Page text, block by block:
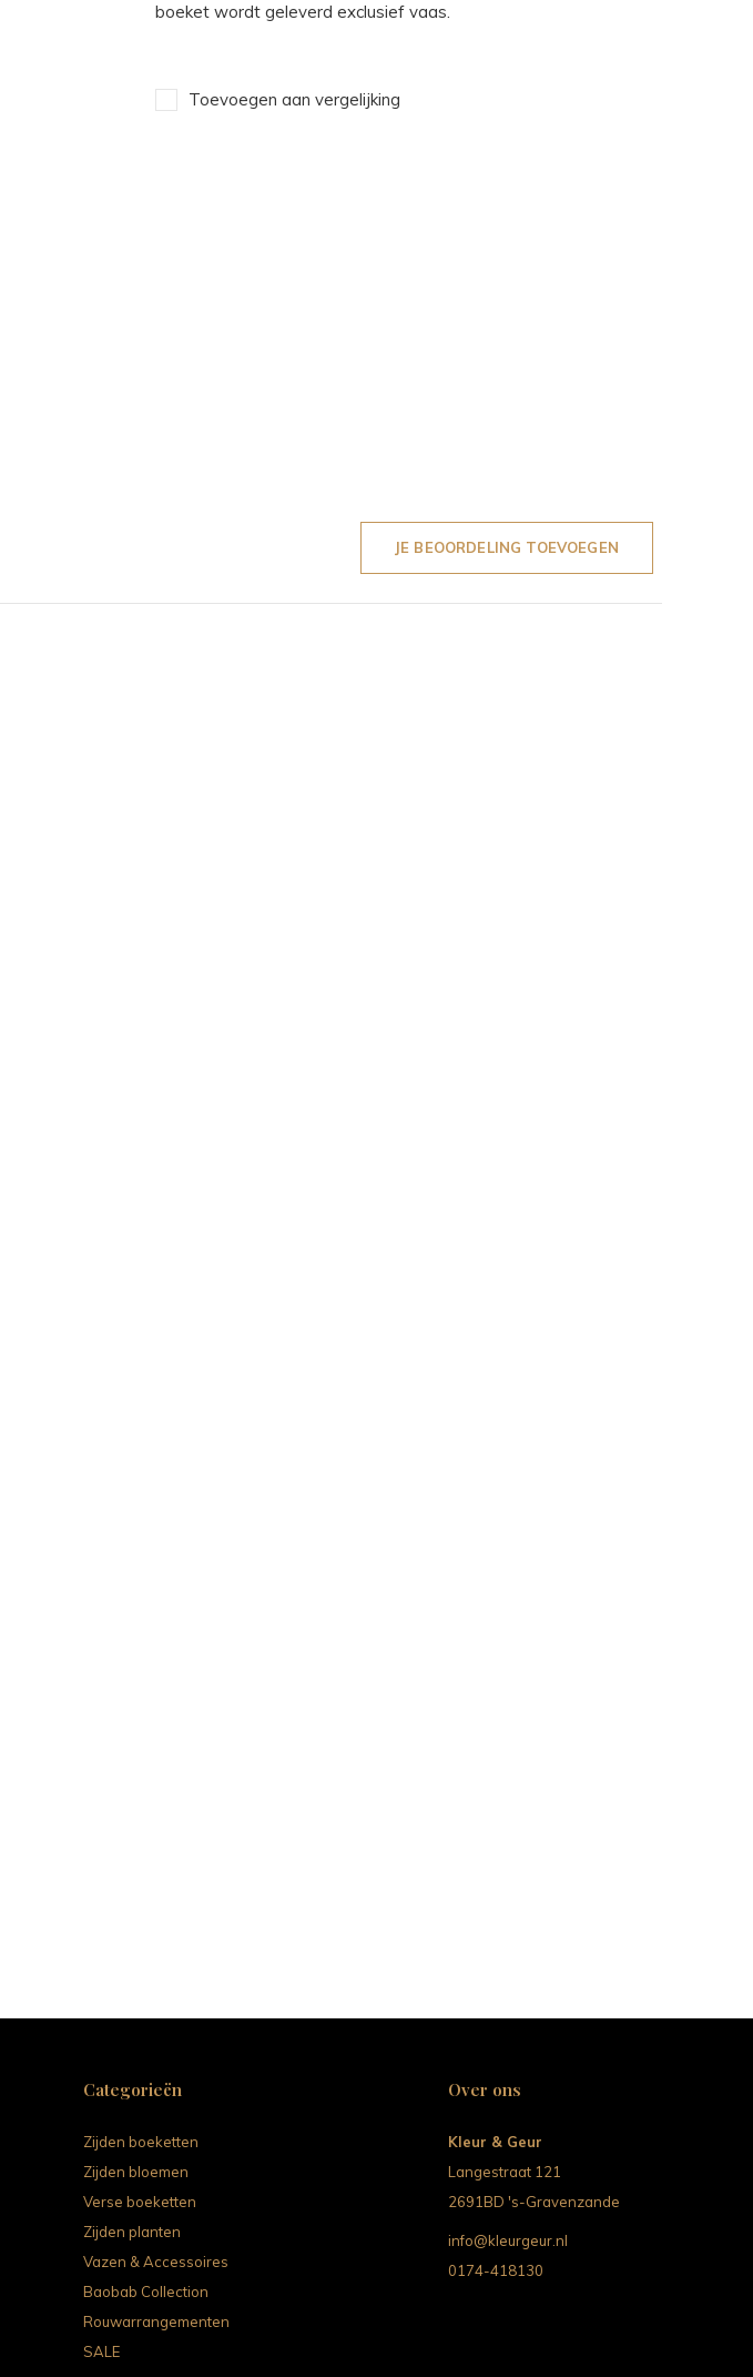
boeket wordt geleverd exclusief vaas.
Toevoegen aan vergelijking
JE BEOORDELING TOEVOEGEN
Categorieën
Zijden boeketten
Zijden bloemen
Verse boeketten
Zijden planten
Vazen & Accessoires
Baobab Collection
Rouwarrangementen
SALE
Over ons
Kleur & Geur
Langestraat 121
2691BD 's-Gravenzande
info@kleurgeur.nl
0174-418130